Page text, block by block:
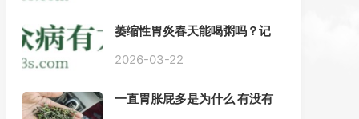
萎缩性胃炎春天能喝粥吗？记
2026-03-22
一直胃胀屁多是为什么 有没有